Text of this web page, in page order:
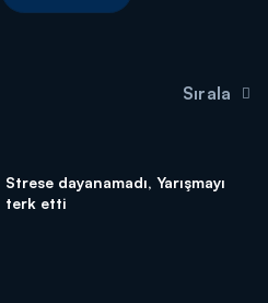
Sırala
Strese dayanamadı, Yarışmayı
terk etti